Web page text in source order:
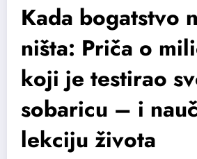
Kada bogatstvo
ništa: Priča o
koji je testirao
sobaricu – i
lekciju života